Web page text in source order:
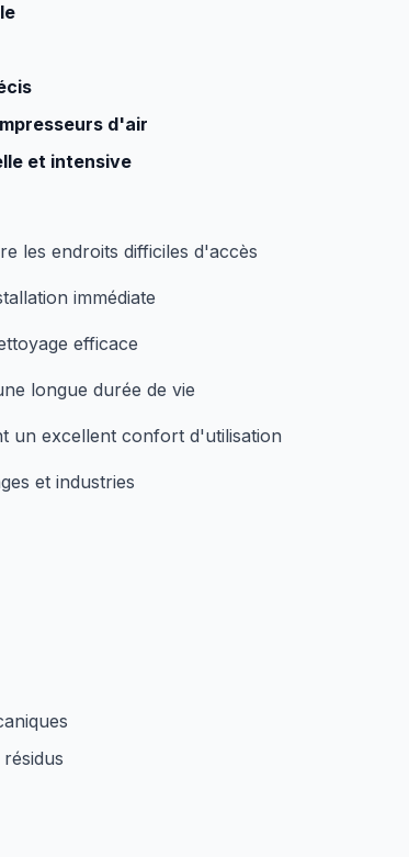
d'air
et intensive
les endroits difficiles d'accès
immédiate
efficace
longue durée de vie
un excellent confort d'utilisation
et industries